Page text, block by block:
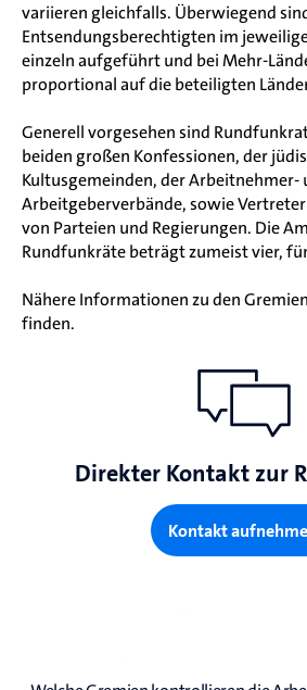
variieren gleichfalls. Überwiegend
Entsendungsberechtigten im
einzeln aufgeführt und bei Mehr-
proportional auf die beteiligten
Generell vorgesehen sind
beiden großen Konfessionen, der
Kultusgemeinden, der Arbeitnehmer-
Arbeitgeberverbände, sowie
von Parteien und Regierungen. Die
Rundfunkräte beträgt zumeist vier,
Nähere Informationen zu den
finden.
Direkter Kontakt zur
Kontakt